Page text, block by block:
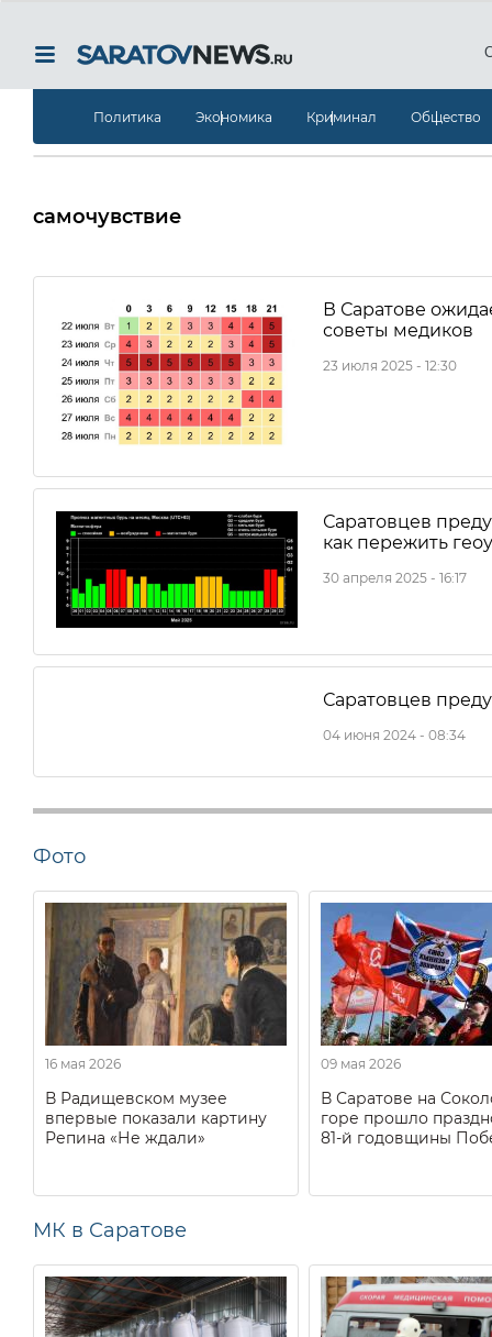
Политика Экономика Криминал Общество
самочувствие
В Саратове
советы медиков
23 июля 2025 - 12:30
Саратовцев
как пережить
30 апреля 2025 - 16:17
Саратовцев
04 июня 2024 - 08:34
Фото
16 мая 2026
В Радищевском музее
впервые показали картину
Репина «Не ждали»
09 мая 2026
В Саратове на
горе прошло
81-й годовщины
МК в Саратове